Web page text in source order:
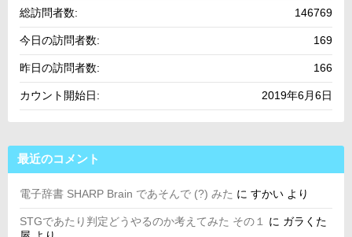
146769
総訪問者数:
169
今日の訪問者数:
166
昨日の訪問者数:
2019年6月6日
カウント開始日:
最近のコメント
電子辞書 SHARP Brain であそんで (?) みた に すかい より
STGであたり判定どうやるのか考えてみた その１ に ガラくた